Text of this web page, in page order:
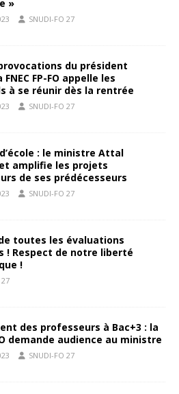
»
SNUDI-FO 27
du président
FP-FO appelle les
à se réunir dès la rentrée
SNUDI-FO 27
: le ministre Attal
amplifie les projets
de ses prédécesseurs
SNUDI-FO 27
toutes les évaluations
! Respect de notre liberté
!
des professeurs à Bac+3 : la
demande audience au ministre
SNUDI-FO 27